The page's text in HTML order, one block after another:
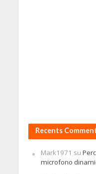
Recents
Mark1971 su
microfono